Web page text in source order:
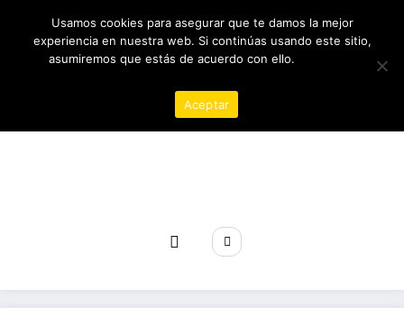
contenido
09/08/2026 7:34:00 AM
Usamos cookies para asegurar que te damos la mejor
experiencia en nuestra web. Si continúas usando este sitio,
asumiremos que estás de acuerdo con ello.
Aceptar